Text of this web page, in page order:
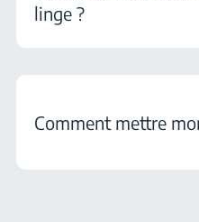
linge ?
Comment mettre